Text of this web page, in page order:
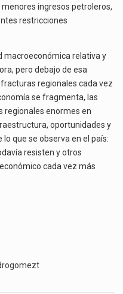
ingresos petroleros,
restricciones
macroeconómica relativa y
pero debajo de esa
regionales cada vez
se fragmenta, las
regionales enormes en
oportunidades y
que se observa en el país:
resisten y otros
cada vez más